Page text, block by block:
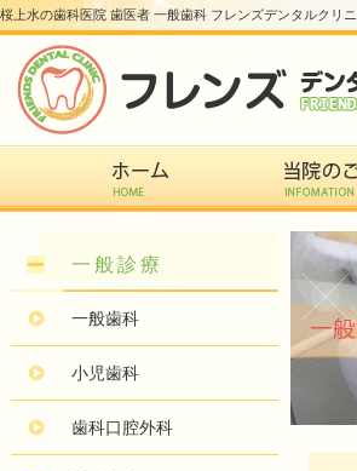
桜上水の歯科医院 歯医者 一般歯科 フレンズデンタルクリ
一般診療
一般歯科
小児歯科
歯科口腔外科